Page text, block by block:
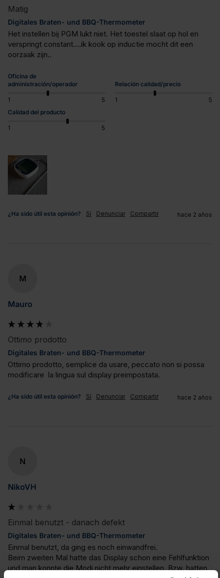
Matig
Digitales Braten- und BBQ-Thermometer
Het instellen bij PGM lukt niet. Het toestel slaat op hol en
verspringt constant....ik kook op inductie mocht dit een
oorzaak zijn..
Oficina de
administración/operador
1 5
Relación calidad/precio
1
5
Calidad del producto
1 5
¿Ha sido útil esta opinión? Sí Denunciar Compartir hace 2 años
M
Mauro
Ottimo prodotto
Digitales Braten- und BBQ-Thermometer
Ottimo prodotto, semplice da usare, peccato non si possa
modificare  la lingua sul display preimpostata.
¿Ha sido útil esta opinión? Sí Denunciar Compartir hace 2 años
N
NikoVH
Einmal benutzt - danach defekt
Digitales Braten- und BBQ-Thermometer
Einmal benutzt, da ging es noch einwandfrei.
Beim zweiten Mal hatte das Display schon eine Fehlfunktion
und man konnte die Modi nicht mehr einstellen. Bzw. hatten